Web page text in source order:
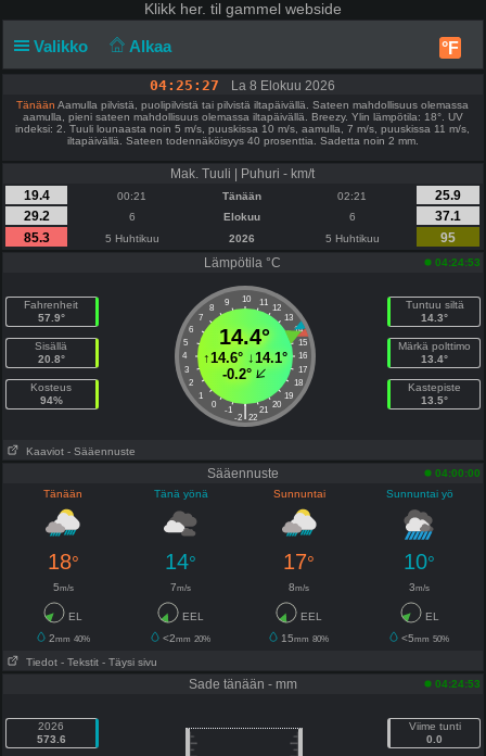
Klikk her. til gammel webside
Valikko Alkaa °F
04:25:27 La 8 Elokuu 2026
Tänään Aamulla pilvistä, puolipilvistä tai pilvistä iltapäivällä. Sateen mahdollisuus olemassa
aamulla, pieni sateen mahdollisuus olemassa iltapäivällä. Breezy. Ylin lämpötila: 18°. UV
indeksi: 2. Tuuli lounaasta noin 5 m/s, puuskissa 10 m/s, aamulla, 7 m/s, puuskissa 11 m/s,
iltapäivällä. Sateen todennäköisyys 40 prosenttia. Sadetta noin 2 mm.
Mak. Tuuli | Puhuri - km/t
19.4
00:21 Tänään 02:21
25.9
29.2
6 Elokuu 6
37.1
85.3
5 Huhtikuu 2026 5 Huhtikuu
95
Lämpötila °C
04:24:53
Fahrenheit
57.9°
Sisällä
20.8°
Kosteus
94%
10
9 11
8
12
7
13
6
14
5
15
4
16
3
17
2
18
1
19
0
20
-1 21
|
-2 22
14.4°
↑14.6°↓14.1°
-0.2°
Tuntuu siltä
14.3°
Märkä polttimo
13.4°
Kastepiste
13.5°
Kaaviot - Sääennuste
Sääennuste
04:00:00
Tänään
Tänä yönä Sunnuntai Sunnuntai yö
18° 14° 17° 10°
5m/s 7m/s 8m/s 3m/s
EL EEL EEL
EL
2mm 40% <2mm 20% 15mm 80% <5mm 50%
Tiedot - Tekstit - Täysi sivu
Sade tänään - mm 04:24:53
2026
573.6
Viime tunti
0.0